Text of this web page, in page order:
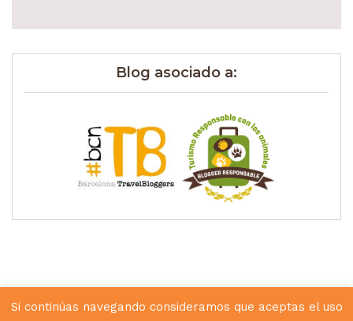
Blog asociado a:
Si continúas navegando consideramos que aceptas el uso